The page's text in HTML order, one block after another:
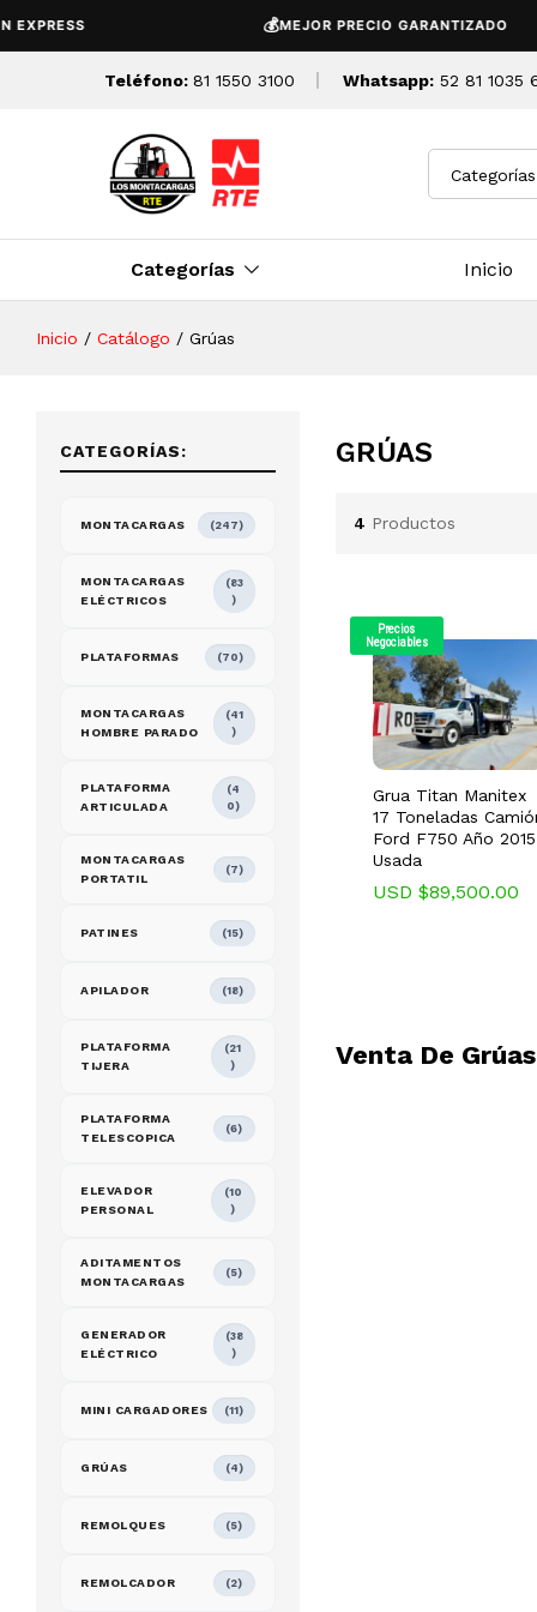
MEJOR PRECIO GARANTIZADO
Teléfono: 81 1550 3100 Whatsapp: 52 81 1035
Categorías
Categorías Inicio
Inicio / Catálogo / Grúas
GRÚAS
4 Productos
Precios
Negociables
Grua Titan Manitex
17 Toneladas
Ford F750 Año 2015
Usada
USD $89,500.00
USD $89,500.00
Venta De
CATEGORÍAS:
MONTACARGAS (247)
MONTACARGAS
ELÉCTRICOS
(83
)
PLATAFORMAS (70)
MONTACARGAS
HOMBRE PARADO
(41
)
PLATAFORMA
ARTICULADA
(4
0)
MONTACARGAS
PORTATIL
(7)
PATINES (15)
APILADOR (18)
PLATAFORMA
TIJERA
(21
)
PLATAFORMA
TELESCOPICA
(6)
ELEVADOR
PERSONAL
(10
)
ADITAMENTOS
MONTACARGAS
(5)
GENERADOR
ELÉCTRICO
(38
)
MINI CARGADORES (11)
GRÚAS (4)
REMOLQUES (5)
REMOLCADOR (2)